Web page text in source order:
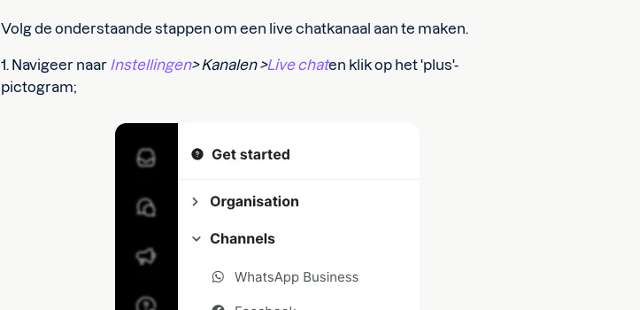
Volg de onderstaande stappen om een live chatkanaal aan te maken.
1. Navigeer naar Instellingen> Kanalen >Live chaten klik op het 'plus'-
pictogram;